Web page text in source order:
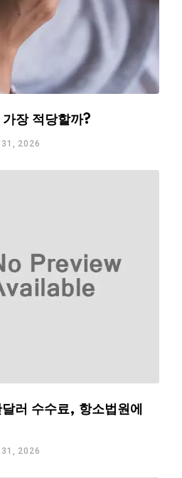
장 적당할까?
31, 2026
러 수수료, 항소법원에
31, 2026